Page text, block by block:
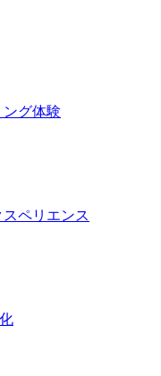
グ体験
ペリエンス